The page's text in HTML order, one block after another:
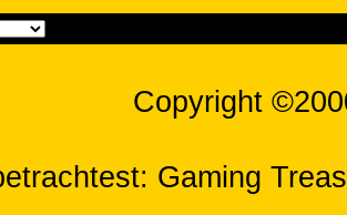
Copyright
Gaming